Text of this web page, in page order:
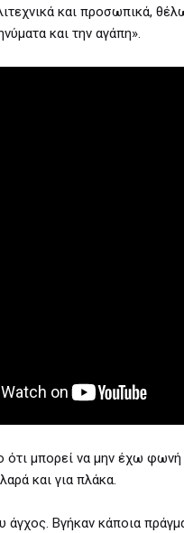
και προσωπικά,
και την αγάπη».
μπορεί να μην έχω
και για πλάκα.
άγχος. Βγήκαν κάποια